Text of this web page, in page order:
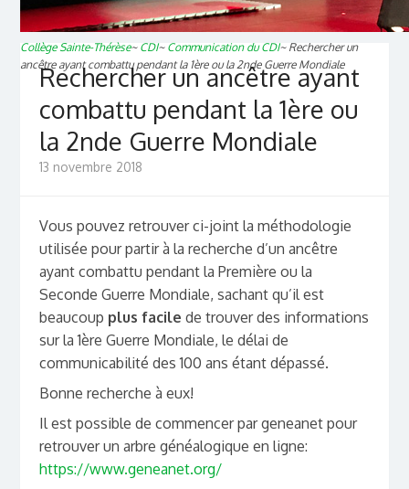
Collège Sainte-Thérèse~ CDI~ Communication du CDI~ Rechercher un
ancêtre ayant combattu pendant la 1ère ou la 2nde Guerre Mondiale
Rechercher un ancêtre ayant
combattu pendant la 1ère ou
la 2nde Guerre Mondiale
13 novembre 2018
Vous pouvez retrouver ci-joint la méthodologie
utilisée pour partir à la recherche d’un ancêtre
ayant combattu pendant la Première ou la
Seconde Guerre Mondiale, sachant qu’il est
beaucoup plus facile de trouver des informations
sur la 1ère Guerre Mondiale, le délai de
communicabilité des 100 ans étant dépassé.
Bonne recherche à eux!
Il est possible de commencer par geneanet pour
retrouver un arbre généalogique en ligne:
https://www.geneanet.org/